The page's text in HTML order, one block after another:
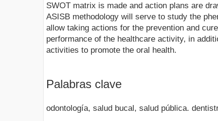
SWOT matrix is made and action plans are
ASISB methodology will serve to study the
allow taking actions for the prevention and
performance of the healthcare activity, in
activities to promote the oral health.
Palabras clave
odontología, salud bucal, salud pública.